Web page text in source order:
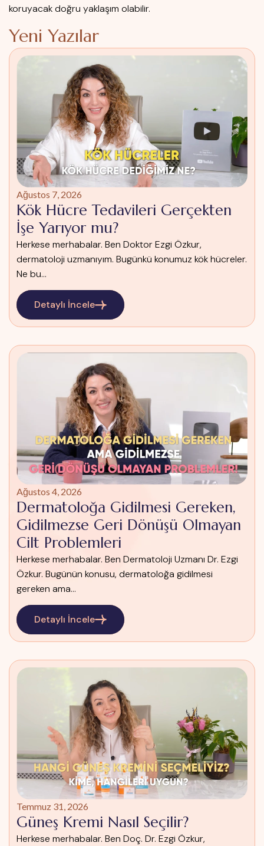
koruyacak doğru yaklaşım olabilir.
Yeni Yazılar
Ağustos 7, 2026
Kök Hücre Tedavileri Gerçekten
İşe Yarıyor mu?
Herkese merhabalar. Ben Doktor Ezgi Özkur,
dermatoloji uzmanıyım. Bugünkü konumuz kök hücreler.
Ne bu...
Detaylı İncele
Ağustos 4, 2026
Dermatoloğa Gidilmesi Gereken,
Gidilmezse Geri Dönüşü Olmayan
Cilt Problemleri
Herkese merhabalar. Ben Dermatoloji Uzmanı Dr. Ezgi
Özkur. Bugünün konusu, dermatoloğa gidilmesi
gereken ama...
Detaylı İncele
Temmuz 31, 2026
Güneş Kremi Nasıl Seçilir?
Herkese merhabalar. Ben Doç. Dr. Ezgi Özkur,